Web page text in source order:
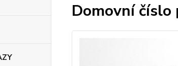
Domovní číslo